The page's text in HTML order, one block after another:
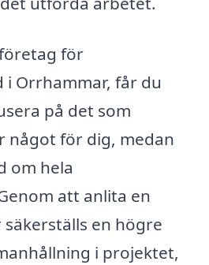
för
Orrhammar, får du
på det som
något för dig, medan
om hela
att anlita en
en högre
i projektet,